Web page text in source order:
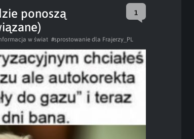
ponoszą
1
w świat #sprostowanie dla Frajerzy_PL